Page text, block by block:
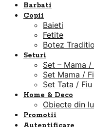
Barbati
Copii
Baieti
Fetite
Botez
Seturi
Set – Mama
Set Mama /
Set Tata / Fiu
Home & Deco
Obiecte din
Promotii